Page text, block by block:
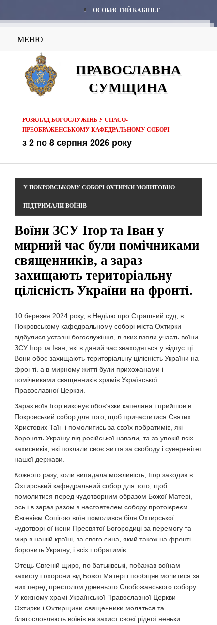
ОСОБИСТИЙ КАБІНЕТ
МЕНЮ
ПРАВОСЛАВНА
СУМЩИНА
РОЗКЛАД БОГОСЛУЖІНЬ У СПАСО-
ПРЕОБРАЖЕНСЬКОМУ КАФЕДРАЛЬНОМУ СОБОРІ
з 2 по 8 серпня 2026 року
У ПОКРОВСЬКОМУ СОБОРІ ОХТИРКИ МОЛИТОВНО
ПІДТРИМАЛИ ВОЇНІВ
Воїни ЗСУ Ігор та Іван у
мирний час були помічниками
священників, а зараз
захищають територіальну
цілісність України на фронті.
10 березня 2024 року, в Неділю про Страшний суд, в
Покровському кафедральному соборі міста Охтирки
відбулися уставні богослужіння, в яких взяли участь воїни
ЗСУ Ігор та Іван, які в даний час знаходяться у відпустці.
Вони обоє захищають територіальну цілісність України на
фронті, а в мирному житті були прихожанами і
помічниками священників храмів Української
Православної Церкви.
Зараз воїн Ігор виконує обов’язки капелана і прийшов в
Покровський собор для того, щоб причаститися Святих
Христових Таїн і помолитись за своїх побратимів, які
боронять Україну від російської навали, та за упокій всіх
захисників, які поклали своє життя за свободу і суверенітет
нашої держави.
Кожного разу, коли випадала можливість, Ігор заходив в
Охтирський кафедральний собор для того, щоб
помолитися перед чудотворним образом Божої Матері,
ось і в зараз разом з настоятелем собору протоієреєм
Євгенієм Сопігою воїн помолився біля Охтирської
чудотворної ікони Пресвятої Богородиці за перемогу та
мир в нашій країні, за свого сина, який також на фронті
боронить Україну, і всіх побратимів.
Отець Євгеній щиро, по батьківські, побажав воїнам
захисту і охорони від Божої Матері і пообіцяв молитися за
них перед престолом древнього Слобожанського собору.
У кожному храмі Української Православної Церкви
Охтирки і Охтирщини священники моляться та
благословляють воїнів на захист своєї рідної неньки